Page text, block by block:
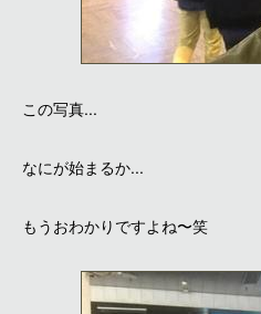
この写真...
なにが始まるか...
もうおわかりですよね〜笑